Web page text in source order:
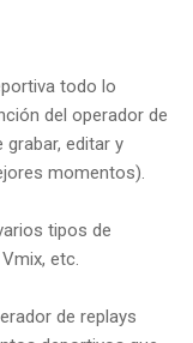
todo lo
del operador de
editar y
momentos).
tipos de
etc.
de replays